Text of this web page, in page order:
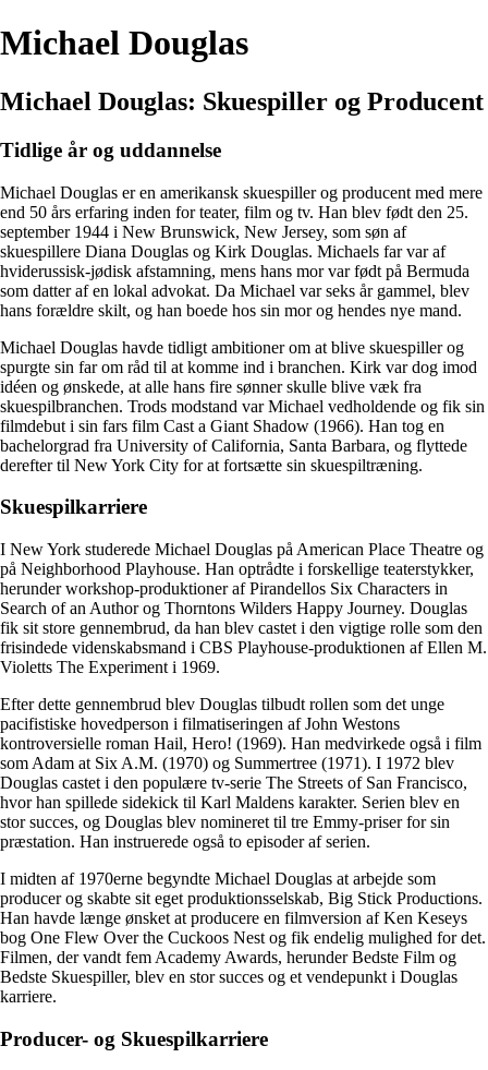
Michael Douglas
Michael Douglas: Skuespiller og Producent
Tidlige år og uddannelse
Michael Douglas er en amerikansk skuespiller og producent med mere
end 50 års erfaring inden for teater, film og tv. Han blev født den 25.
september 1944 i New Brunswick, New Jersey, som søn af
skuespillere Diana Douglas og Kirk Douglas. Michaels far var af
hviderussisk-jødisk afstamning, mens hans mor var født på Bermuda
som datter af en lokal advokat. Da Michael var seks år gammel, blev
hans forældre skilt, og han boede hos sin mor og hendes nye mand.
Michael Douglas havde tidligt ambitioner om at blive skuespiller og
spurgte sin far om råd til at komme ind i branchen. Kirk var dog imod
idéen og ønskede, at alle hans fire sønner skulle blive væk fra
skuespilbranchen. Trods modstand var Michael vedholdende og fik sin
filmdebut i sin fars film Cast a Giant Shadow (1966). Han tog en
bachelorgrad fra University of California, Santa Barbara, og flyttede
derefter til New York City for at fortsætte sin skuespiltræning.
Skuespilkarriere
I New York studerede Michael Douglas på American Place Theatre og
på Neighborhood Playhouse. Han optrådte i forskellige teaterstykker,
herunder workshop-produktioner af Pirandellos Six Characters in
Search of an Author og Thorntons Wilders Happy Journey. Douglas
fik sit store gennembrud, da han blev castet i den vigtige rolle som den
frisindede videnskabsmand i CBS Playhouse-produktionen af Ellen M.
Violetts The Experiment i 1969.
Efter dette gennembrud blev Douglas tilbudt rollen som det unge
pacifistiske hovedperson i filmatiseringen af John Westons
kontroversielle roman Hail, Hero! (1969). Han medvirkede også i film
som Adam at Six A.M. (1970) og Summertree (1971). I 1972 blev
Douglas castet i den populære tv-serie The Streets of San Francisco,
hvor han spillede sidekick til Karl Maldens karakter. Serien blev en
stor succes, og Douglas blev nomineret til tre Emmy-priser for sin
præstation. Han instruerede også to episoder af serien.
I midten af 1970erne begyndte Michael Douglas at arbejde som
producer og skabte sit eget produktionsselskab, Big Stick Productions.
Han havde længe ønsket at producere en filmversion af Ken Keseys
bog One Flew Over the Cuckoos Nest og fik endelig mulighed for det.
Filmen, der vandt fem Academy Awards, herunder Bedste Film og
Bedste Skuespiller, blev en stor succes og et vendepunkt i Douglas
karriere.
Producer- og Skuespilkarriere